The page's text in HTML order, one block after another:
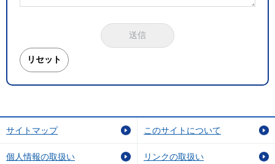
サイトマップ このサイトについて
個人情報の取扱い リンクの取扱い